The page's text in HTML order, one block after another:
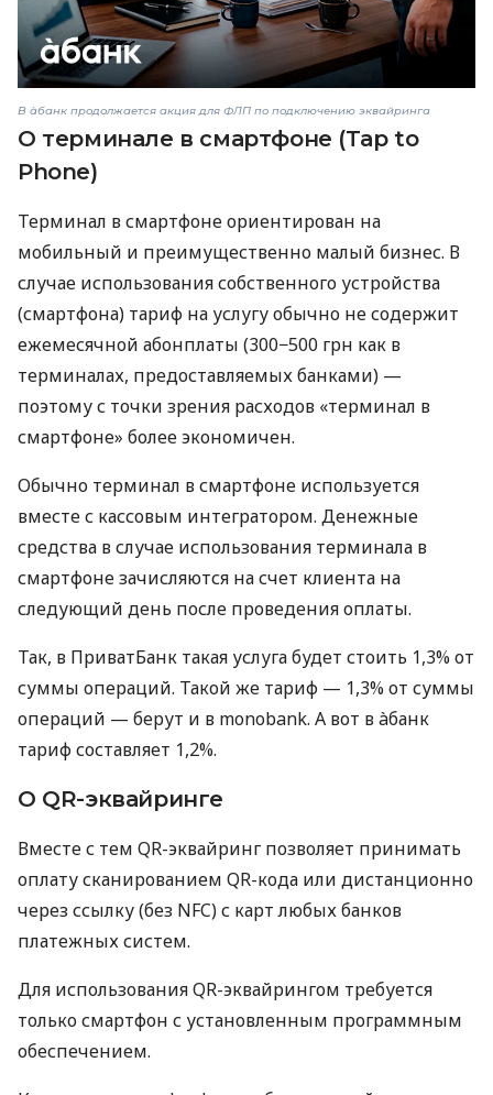
В àбанк продолжается акция для ФЛП по подключению эквайринга
О терминале в смартфоне (Tap to
Phone)
Терминал в смартфоне ориентирован на
мобильный и преимущественно малый бизнес. В
случае использования собственного устройства
(смартфона) тариф на услугу обычно не содержит
ежемесячной абонплаты (300−500 грн как в
терминалах, предоставляемых банками) —
поэтому с точки зрения расходов «терминал в
смартфоне» более экономичен.
Обычно терминал в смартфоне используется
вместе с кассовым интегратором. Денежные
средства в случае использования терминала в
смартфоне зачисляются на счет клиента на
следующий день после проведения оплаты.
Так, в ПриватБанк такая услуга будет стоить 1,3% от
суммы операций. Такой же тариф — 1,3% от суммы
операций — берут и в monobank. А вот в àбанк
тариф составляет 1,2%.
О QR-эквайринге
Вместе с тем QR-эквайринг позволяет принимать
оплату сканированием QR-кода или дистанционно
через ссылку (без NFC) с карт любых банков
платежных систем.
Для использования QR-эквайрингом требуется
только смартфон с установленным программным
обеспечением.